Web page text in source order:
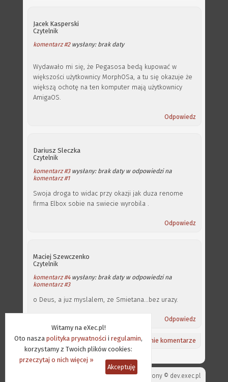
Witamy na eXec.pl!
Oto nasza polityka prywatności i regulamin,
korzystamy z Twoich plików cookies:
przeczytaj o nich więcej »
Akceptuję
Jacek Kasperski
Czytelnik
komentarz #2wysłany: brak daty
Wydawało mi się, że Pegasosa bedą kupować w
większości użytkownicy MorphOSa, a tu się okazuje że
większą ochotę na ten komputer mają użytkownicy
AmigaOS.
Odpowiedz
Dariusz Sleczka
Czytelnik
komentarz #3wysłany: brak daty w odpowiedzi na
komentarz #1
Swoja droga to widac przy okazji jak duza renome
firma Elbox sobie na swiecie wyrobila .
Odpowiedz
Maciej Szewczenko
Czytelnik
komentarz #4wysłany: brak daty w odpowiedzi na
komentarz #3
o Deus, a juz myslalem, ze Smietana...bez urazy.
Odpowiedz
Powrót na górę ⇑/Aktualności/Ostatnie komentarze
Projekt strony © dev.exec.pl